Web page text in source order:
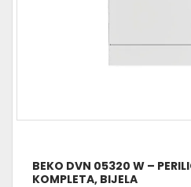
BEKO DVN 05320 W –
KOMPLETA, BIJELA